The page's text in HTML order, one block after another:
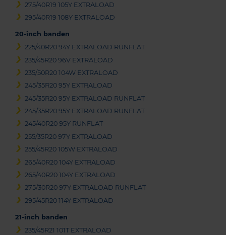
275/40R19 105Y EXTRALOAD
295/40R19 108Y EXTRALOAD
20-inch banden
225/40R20 94Y EXTRALOAD RUNFLAT
235/45R20 96V EXTRALOAD
235/50R20 104W EXTRALOAD
245/35R20 95Y EXTRALOAD
245/35R20 95Y EXTRALOAD RUNFLAT
245/35R20 95Y EXTRALOAD RUNFLAT
245/40R20 95Y RUNFLAT
255/35R20 97Y EXTRALOAD
255/45R20 105W EXTRALOAD
265/40R20 104Y EXTRALOAD
265/40R20 104Y EXTRALOAD
275/30R20 97Y EXTRALOAD RUNFLAT
295/45R20 114Y EXTRALOAD
21-inch banden
235/45R21 101T EXTRALOAD